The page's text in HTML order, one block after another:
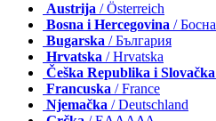
Austrija / Österreich
Bosna i Hercegovina /
Bugarska / България
Hrvatska / Hrvatska
Češka Republika i Slovačka
Francuska / France
Njemačka / Deutschland